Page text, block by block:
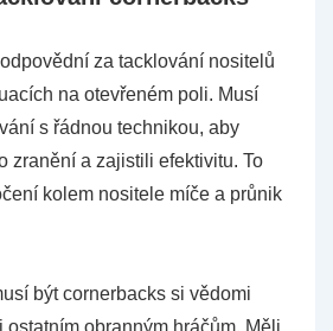
za tacklování nositelů
na otevřeném poli. Musí
s řádnou technikou, aby
zranění a zajistili efektivitu. To
kolem nositele míče a průnik
být cornerbacks si vědomi
obranným hráčům. Měli